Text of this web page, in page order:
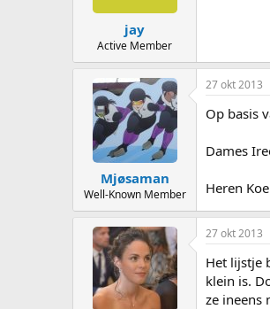
jay
Active Member
Mjøsaman
Well-Known Member
27 okt 2013
Op basis
Dames
Heren
27 okt 2013
Het lijstje
klein is.
ze ineens